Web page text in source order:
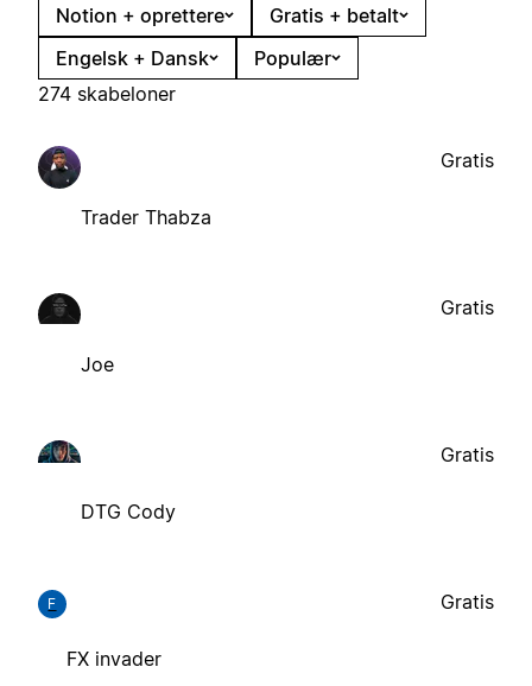
Notion + oprettere
Gratis + betalt
Engelsk + Dansk
Populær
274 skabeloner
Trader Thabza
Gratis
Joe
Gratis
DTG Cody
Gratis
F
FX invader
Gratis